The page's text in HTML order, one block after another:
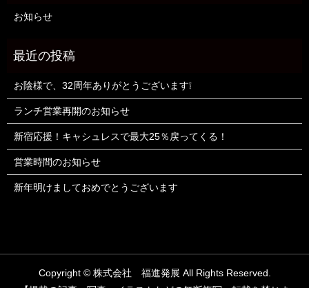
お知らせ
お陰様で、32周年ありがとうございます❕
ランチ営業再開のお知らせ
新宿応援！キャシュレスで最大25％戻ってくる！
営業時間のお知らせ
新年明けましておめでとうございます
Copyright © 株式会社 福進発展 All Rights Reserved.